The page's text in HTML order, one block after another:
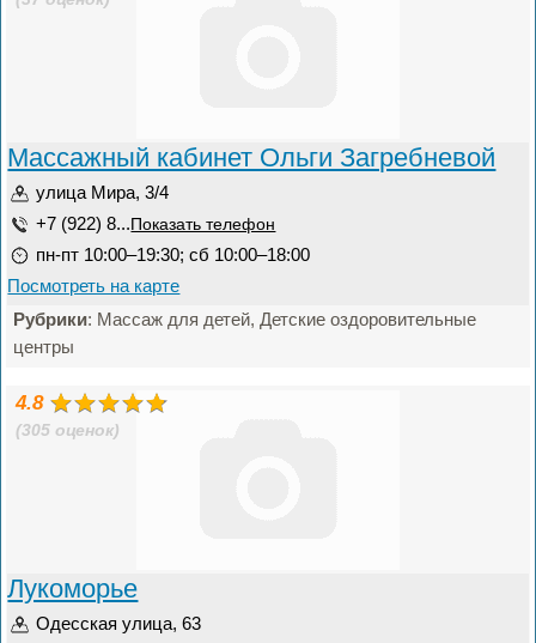
Массажный кабинет Ольги Загребневой
улица Мира, 3/4
+7 (922) 8... Показать телефон
пн-пт 10:00–19:30; сб 10:00–18:00
Посмотреть на карте
Рубрики: Массаж для детей, Детские оздоровительные
центры
4.8
(305 оценок)
Лукоморье
Одесская улица, 63